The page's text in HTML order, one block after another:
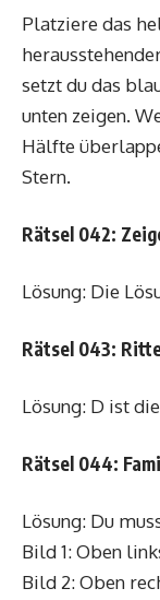
Platziere das
setzt du das
unten zeigen.
Hälfte
Stern.
Rätsel 042:
Lösung: Die
Rätsel 043:
Lösung: D ist
Rätsel 044:
Lösung: Du
Bild 1: Oben
Bild 2: Oben